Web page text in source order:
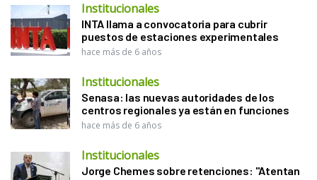
Institucionales
INTA llama a convocatoria para cubrir
puestos de estaciones experimentales
hace más de 6 años
Institucionales
Senasa: las nuevas autoridades de los
centros regionales ya están en funciones
hace más de 6 años
Institucionales
Jorge Chemes sobre retenciones: "Atentan